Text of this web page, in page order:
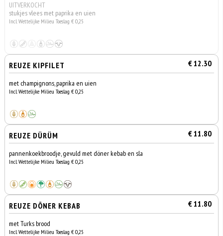
UITVERKOCHT
stukjes vlees met paprika en uien
Incl. Wettelijke Milieu Toeslag € 0,25
REUZE KIPFILET € 12.30
met champignons, paprika en uien
Incl. Wettelijke Milieu Toeslag € 0,25
REUZE DÜRÜM € 11.80
pannenkoekbroodje, gevuld met döner kebab en sla
Incl. Wettelijke Milieu Toeslag € 0,25
REUZE DÖNER KEBAB € 11.80
met Turks brood
Incl. Wettelijke Milieu Toeslag € 0,25